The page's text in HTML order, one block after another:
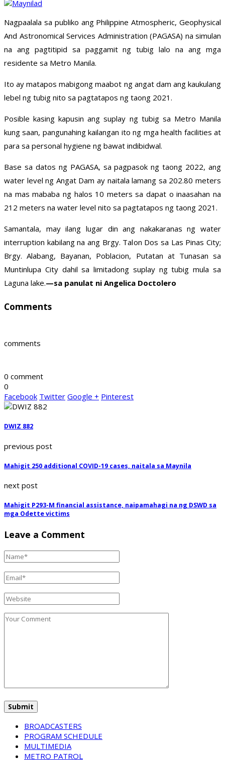
Nagpaalala sa publiko ang Philippine Atmospheric, Geophysical
And Astronomical Services Administration (PAGASA) na simulan
na ang pagtitipid sa paggamit ng tubig lalo na ang mga
residente sa Metro Manila.
Ito ay matapos mabigong maabot ng angat dam ang kaukulang
lebel ng tubig nito sa pagtatapos ng taong 2021.
Posible kasing kapusin ang suplay ng tubig sa Metro Manila
kung saan, pangunahing kailangan ito ng mga health facilities at
para sa personal hygiene ng bawat indibidwal.
Base sa datos ng PAGASA, sa pagpasok ng taong 2022, ang
water level ng Angat Dam ay naitala lamang sa 202.80 meters
na mas mababa ng halos 10 meters sa dapat o inaasahan na
212 meters na water level nito sa pagtatapos ng taong 2021.
Samantala, may ilang lugar din ang nakakaranas ng water
interruption kabilang na ang Brgy. Talon Dos sa Las Pinas City;
Brgy. Alabang, Bayanan, Poblacion, Putatan at Tunasan sa
Muntinlupa City dahil sa limitadong suplay ng tubig mula sa
Laguna lake.—sa panulat ni Angelica Doctolero
Comments
comments
0 comment
0
Facebook Twitter Google + Pinterest
DWIZ 882
previous post
Mahigit 250 additional COVID-19 cases, naitala sa Maynila
next post
Mahigit P293-M financial assistance, naipamahagi na ng DSWD sa
mga Odette victims
Leave a Comment
BROADCASTERS
PROGRAM SCHEDULE
MULTIMEDIA
METRO PATROL